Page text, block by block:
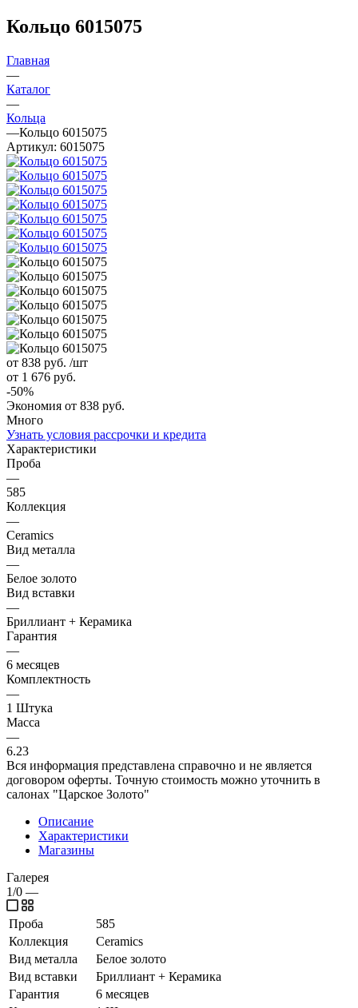
Кольцо 6015075
Главная
—
Каталог
—
Кольца
—Кольцо 6015075
Артикул: 6015075
от 838 руб. /шт
от 1 676 руб.
-50%
Экономия от 838 руб.
Много
Узнать условия рассрочки и кредита
Характеристики
Проба
—
585
Коллекция
—
Ceramics
Вид металла
—
Белое золото
Вид вставки
—
Бриллиант + Керамика
Гарантия
—
6 месяцев
Комплектность
—
1 Штука
Масса
—
6.23
Вся информация представлена справочно и не является
договором оферты. Точную стоимость можно уточнить в
салонах "Царское Золото"
Описание
Характеристики
Магазины
Галерея
1/0 —
Проба
585
Коллекция
Ceramics
Вид металла
Белое золото
Вид вставки
Бриллиант + Керамика
Гарантия
6 месяцев